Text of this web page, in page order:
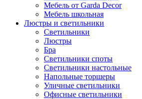
Мебель от Garda Decor
Мебель школьная
Люстры и светильники
Светильники
Люстры
Бра
Светильники споты
Светильники настольные
Напольные торшеры
Уличные светильники
Офисные светильники